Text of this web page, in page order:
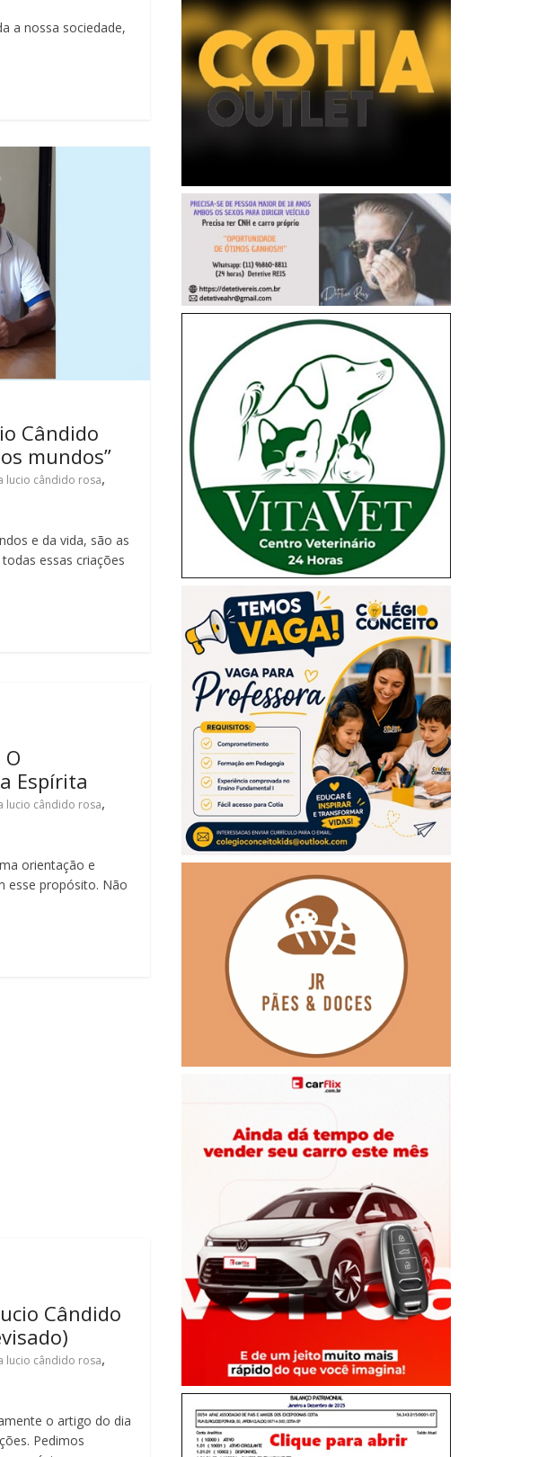
a nossa sociedade,
Cândido
mundos”
lucio cândido rosa,
e da vida, são as
essas criações
Espírita
lucio cândido rosa,
orientação e
esse propósito. Não
Cândido
lucio cândido rosa,
o artigo do dia
Pedimos